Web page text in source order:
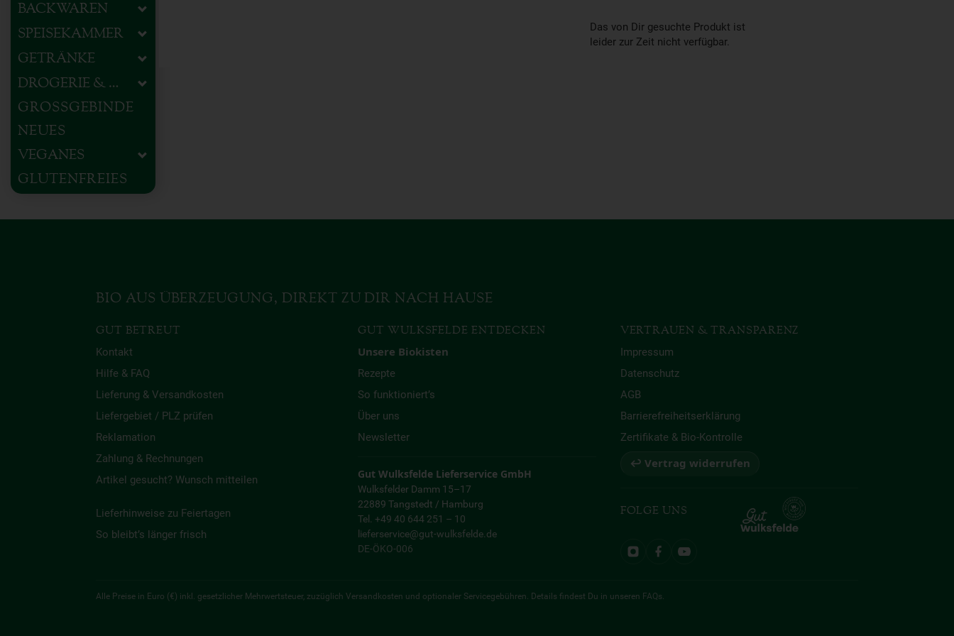
BACKWAREN
SPEISEKAMMER
GETRÄNKE
DROGERIE & HAUSHALT
GROSSGEBINDE
NEUES
VEGANES
GLUTENFREIES
Das von Dir gesuchte Produkt ist
leider zur Zeit nicht verfügbar.
BIO AUS ÜBERZEUGUNG, DIREKT ZU DIR NACH HAUSE
GUT BETREUT
Kontakt
Hilfe & FAQ
Lieferung & Versandkosten
Liefergebiet / PLZ prüfen
Reklamation
Zahlung & Rechnungen
Artikel gesucht? Wunsch mitteilen
Lieferhinweise zu Feiertagen
So bleibt’s länger frisch
GUT WULKSFELDE ENTDECKEN
Unsere Biokisten
Rezepte
So funktioniert’s
Über uns
Newsletter
Gut Wulksfelde Lieferservice GmbH
Wulksfelder Damm 15–17
22889 Tangstedt / Hamburg
Tel. +49 40 644 251 – 10
lieferservice@gut-wulksfelde.de
DE-ÖKO-006
VERTRAUEN & TRANSPARENZ
Impressum
Datenschutz
AGB
Barrierefreiheitserklärung
Zertifikate & Bio-Kontrolle
↩ Vertrag widerrufen
FOLGE UNS
Alle Preise in Euro (€) inkl. gesetzlicher Mehrwertsteuer, zuzüglich Versandkosten und optionaler Servicegebühren. Details findest Du in unseren FAQs